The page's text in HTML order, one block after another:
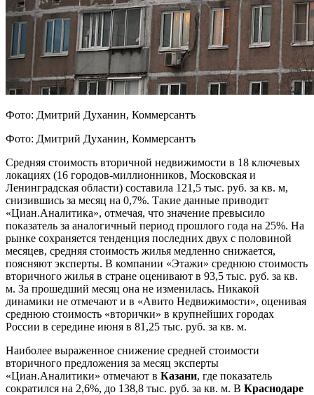
Фото: Дмитрий Духанин, Коммерсантъ
Фото: Дмитрий Духанин, Коммерсантъ
Средняя стоимость вторичной недвижимости в 18 ключевых
локациях (16 городов-миллионников, Московская и
Ленинградская области) составила 121,5 тыс. руб. за кв. м,
снизившись за месяц на 0,7%. Такие данные приводит
«Циан.Аналитика», отмечая, что значение превысило
показатель за аналогичный период прошлого года на 25%. На
рынке сохраняется тенденция последних двух с половиной
месяцев, средняя стоимость жилья медленно снижается,
поясняют эксперты. В компании «Этажи» среднюю стоимость
вторичного жилья в стране оценивают в 93,5 тыс. руб. за кв.
м. За прошедший месяц она не изменилась. Никакой
динамики не отмечают и в «Авито Недвижимости», оценивая
среднюю стоимость «вторички» в крупнейших городах
России в середине июня в 81,25 тыс. руб. за кв. м.
Наиболее выраженное снижение средней стоимости
вторичного предложения за месяц эксперты
«Циан.Аналитики» отмечают в Казани, где показатель
сократился на 2,6%, до 138,8 тыс. руб. за кв. м. В Краснодаре